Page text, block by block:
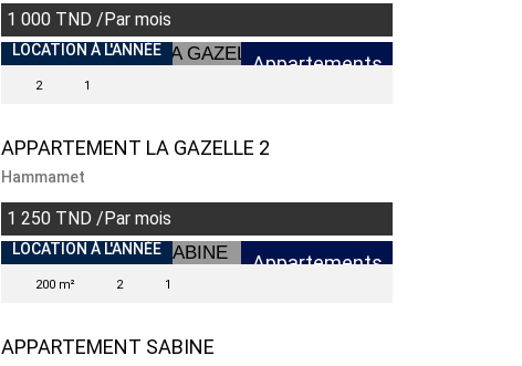
1 000 TND /Par mois
LOCATION À L'ANNÉE
Appartements
2 1
APPARTEMENT LA GAZELLE 2
Hammamet
1 250 TND /Par mois
LOCATION À L'ANNÉE
Appartements
200 m² 2 1
APPARTEMENT SABINE